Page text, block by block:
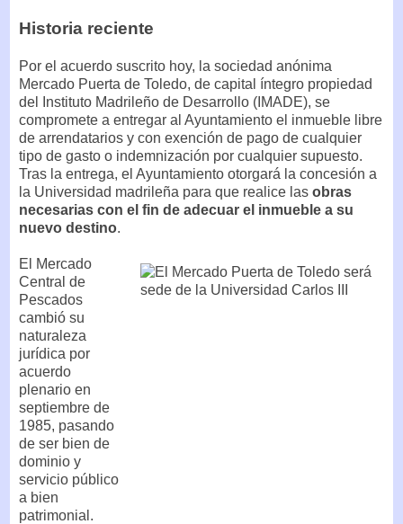
Historia reciente
Por el acuerdo suscrito hoy, la sociedad anónima
Mercado Puerta de Toledo, de capital íntegro propiedad
del Instituto Madrileño de Desarrollo (IMADE), se
compromete a entregar al Ayuntamiento el inmueble libre
de arrendatarios y con exención de pago de cualquier
tipo de gasto o indemnización por cualquier supuesto.
Tras la entrega, el Ayuntamiento otorgará la concesión a
la Universidad madrileña para que realice las obras
necesarias con el fin de adecuar el inmueble a su
nuevo destino.
El Mercado
Central de
Pescados
cambió su
naturaleza
jurídica por
acuerdo
plenario en
septiembre de
1985, pasando
de ser bien de
dominio y
servicio público
a bien
patrimonial.